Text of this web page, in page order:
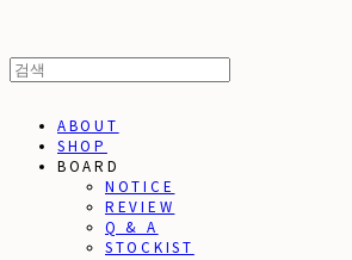
ABOUT
SHOP
BOARD
NOTICE
REVIEW
Q & A
STOCKIST